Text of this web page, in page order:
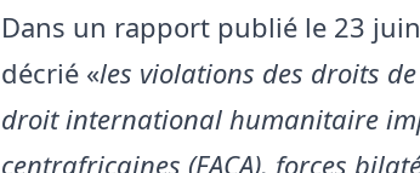
Dans un rapport publié le 23
décrié «les violations des droits
droit international humanitaire
centrafricaines (FACA), forces